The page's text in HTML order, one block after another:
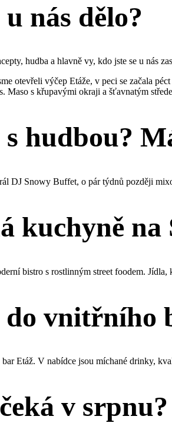
u nás dělo?
hudba a hlavně vy, kdo jste se u nás
otevřeli výčep Etáže, v peci se začala
Maso s křupavými okraji a šťavnatým
hudbou?
DJ Snowy Buffet, o pár týdnů později
kuchyně na
bistro s rostlinným street foodem.
vnitřního
Etáž. V nabídce jsou míchané drinky,
v srpnu?